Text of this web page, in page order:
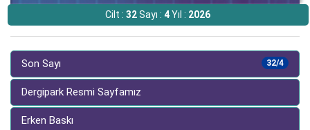
Cilt :32Sayı :4Yıl : 2026
32/4
Son Sayı
Dergipark Resmi Sayfamız
Erken Baskı